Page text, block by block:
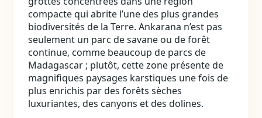
compacte qui abrite l’une des plus grandes
biodiversités de la Terre. Ankarana n’est pas
seulement un parc de savane ou de forêt
continue, comme beaucoup de parcs de
Madagascar ; plutôt, cette zone présente de
magnifiques paysages karstiques une fois de
plus enrichis par des forêts sèches
luxuriantes, des canyons et des dolines.